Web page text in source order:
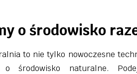
o środowisko
to nie tylko nowoczesne
o środowisko naturalne.